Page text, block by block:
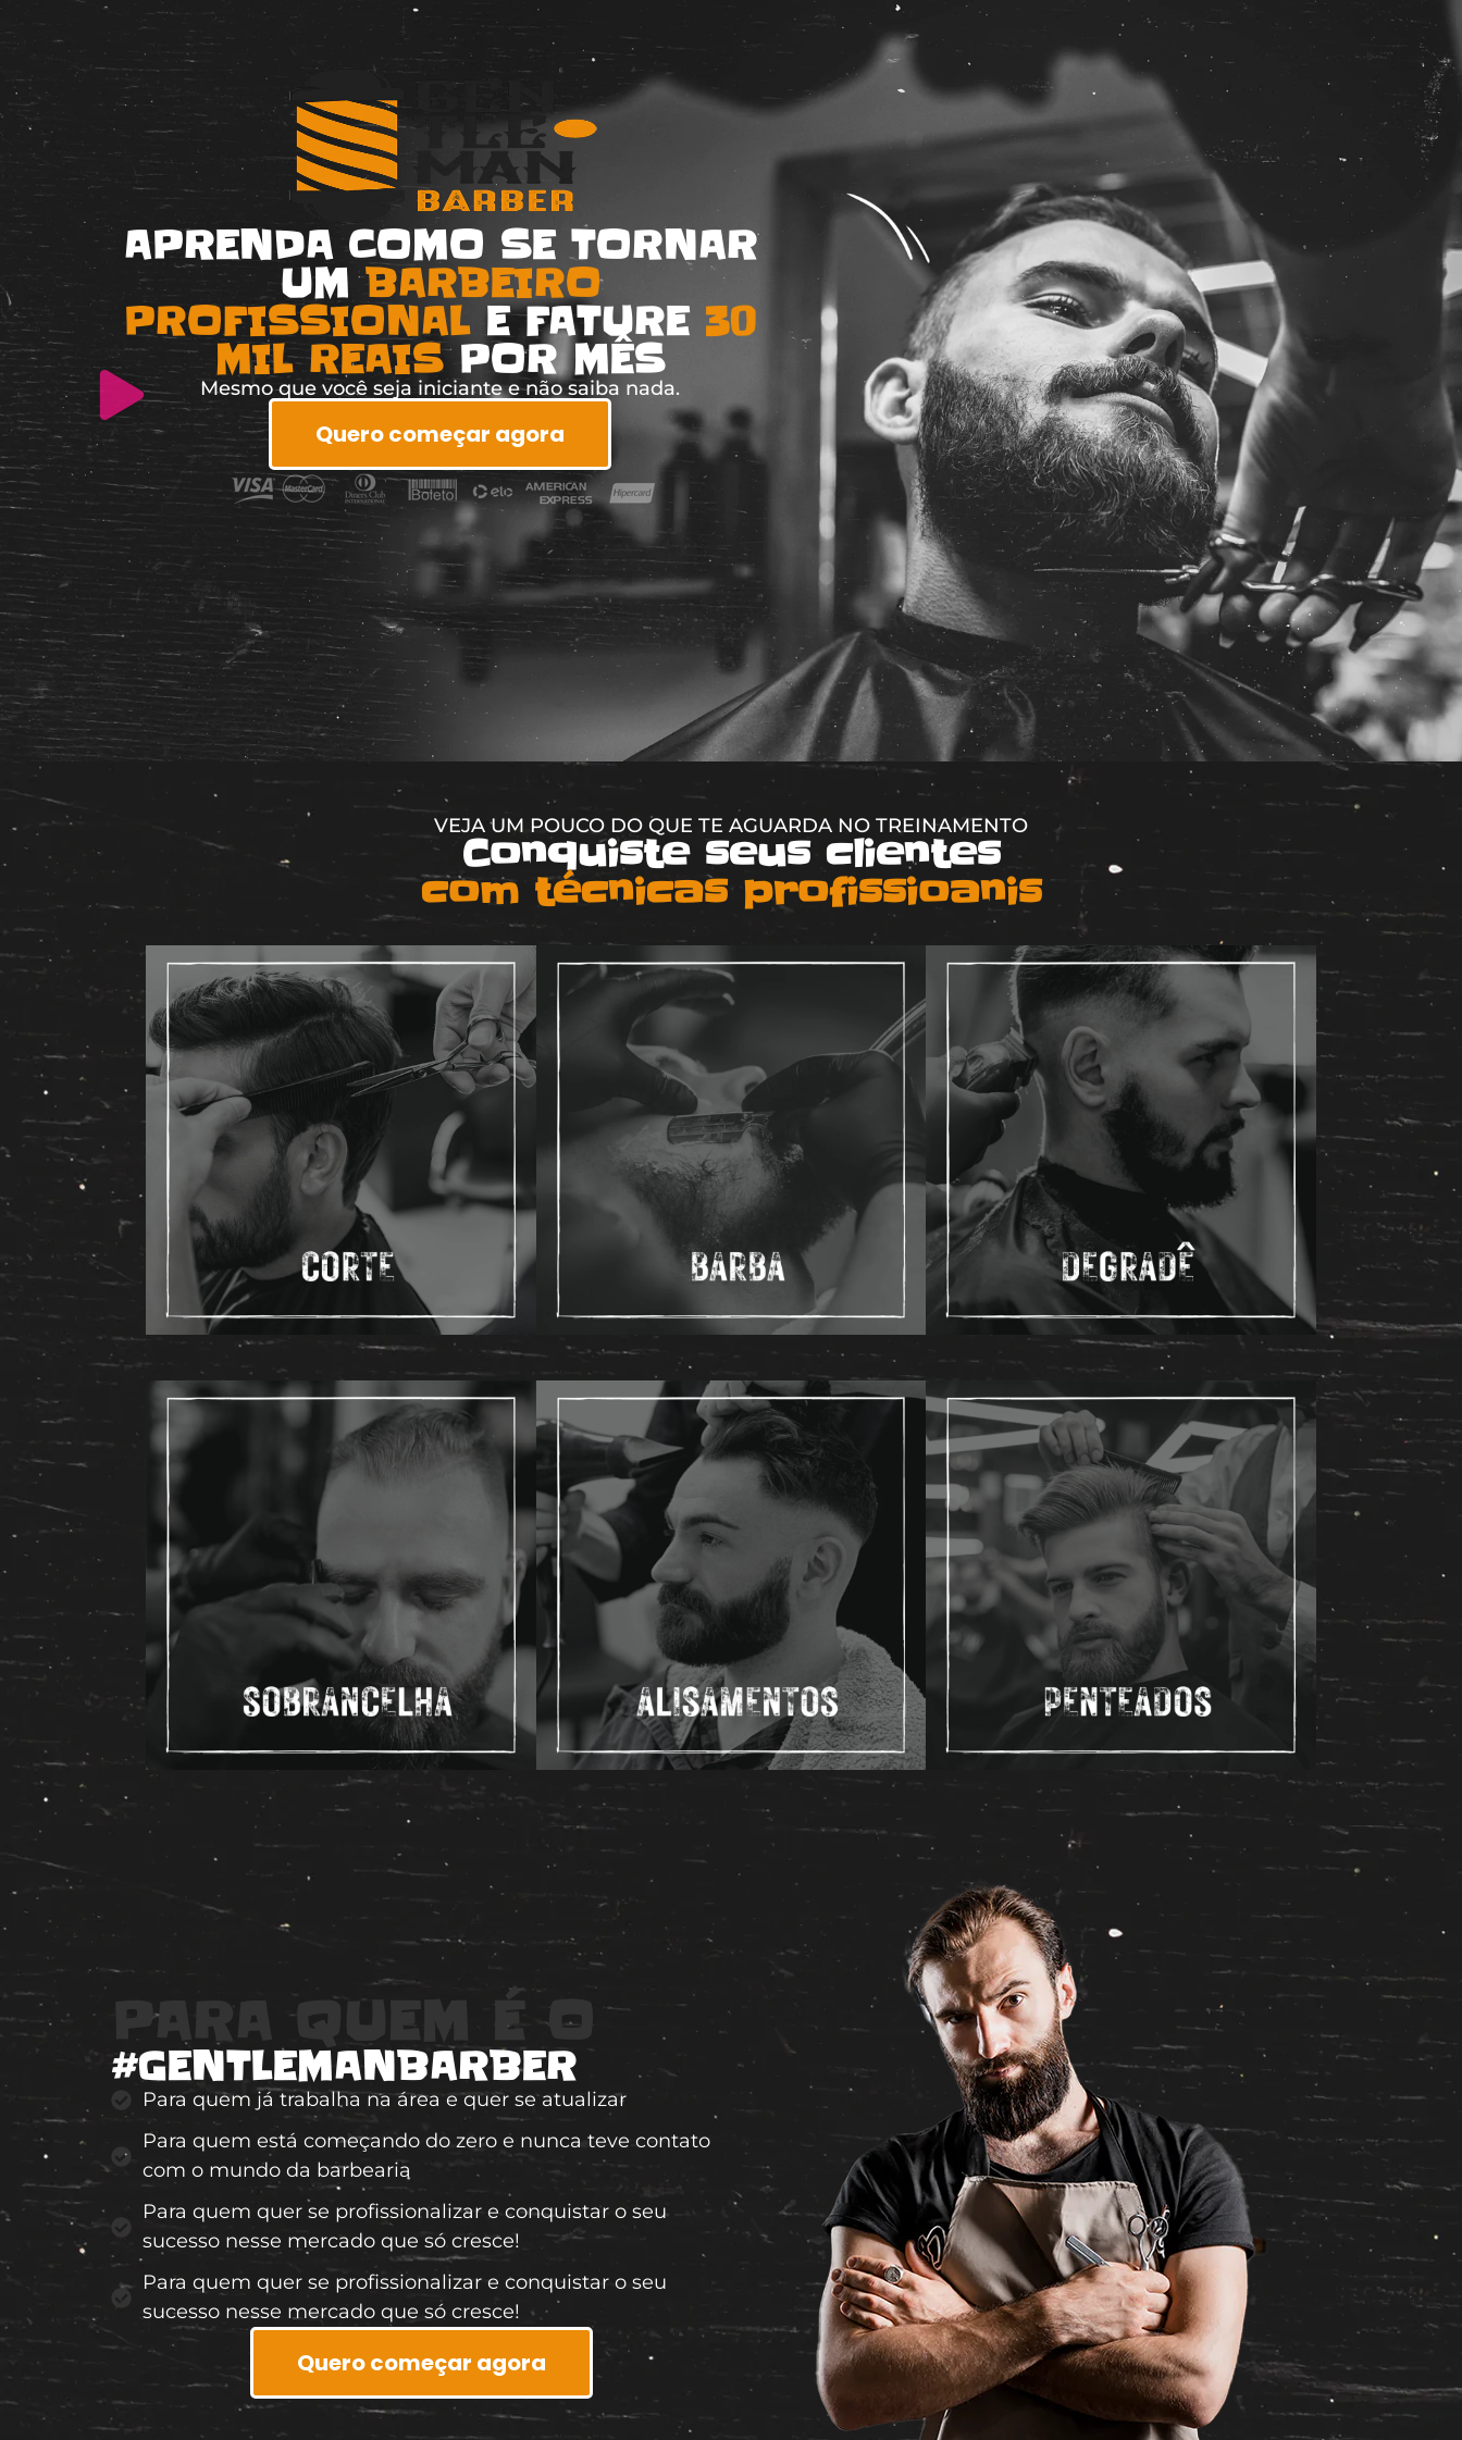
APRENDA COMO SE TORNAR
UMBARBEIRO
PROFISSIONALE FATURE 30
MIL REAISPOR MÊS
Mesmo que você seja iniciante e não saiba nada.
Quero começar agora
VEJA UM POUCO DO QUE TE AGUARDA NO TREINAMENTO
Conquiste seus clientes
com técnicas profissioanis
PARA QUEM É O
#GENTLEMANBARBER
Para quem já trabalha na área e quer se atualizar
Para quem está começando do zero e nunca teve contato
com o mundo da barbearia
Para quem quer se profissionalizar e conquistar o seu
sucesso nesse mercado que só cresce!
Para quem quer se profissionalizar e conquistar o seu
sucesso nesse mercado que só cresce!
Quero começar agora